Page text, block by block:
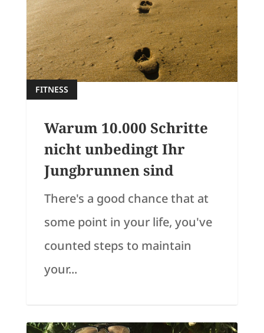
Warum 10.000 Schritte
nicht unbedingt Ihr
Jungbrunnen sind
FITNESS
There's a good chance that at
some point in your life, you've
counted steps to maintain
your...